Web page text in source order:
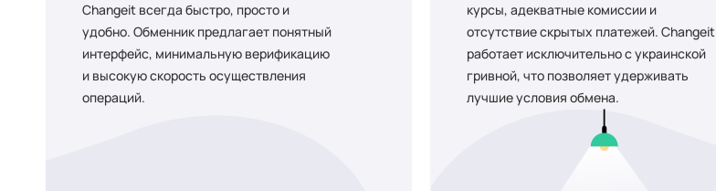
Changeit всегда быстро, просто и
удобно. Обменник предлагает понятный
интерфейс, минимальную верификацию
и высокую скорость осуществления
операций.
курсы, адекватные комиссии и
отсутствие скрытых платежей. Changeit
работает исключительно с украинской
гривной, что позволяет удерживать
лучшие условия обмена.